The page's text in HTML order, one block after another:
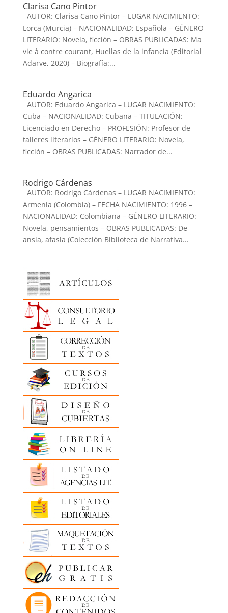
Clarisa Cano Pintor
AUTOR: Clarisa Cano Pintor – LUGAR NACIMIENTO:
Lorca (Murcia) – NACIONALIDAD: Española – GÉNERO
LITERARIO: Novela, ficción – OBRAS PUBLICADAS: Ma
vie à contre courant, Huellas de la infancia (Editorial
Adarve, 2020) – Biografía:...
Eduardo Angarica
AUTOR: Eduardo Angarica – LUGAR NACIMIENTO:
Cuba – NACIONALIDAD: Cubana – TITULACIÓN:
Licenciado en Derecho – PROFESIÓN: Profesor de
talleres literarios – GÉNERO LITERARIO: Novela,
ficción – OBRAS PUBLICADAS: Narrador de...
Rodrigo Cárdenas
AUTOR: Rodrigo Cárdenas – LUGAR NACIMIENTO:
Armenia (Colombia) – FECHA NACIMIENTO: 1996 –
NACIONALIDAD: Colombiana – GÉNERO LITERARIO:
Novela, pensamientos – OBRAS PUBLICADAS: De
ansia, afasia (Colección Biblioteca de Narrativa...